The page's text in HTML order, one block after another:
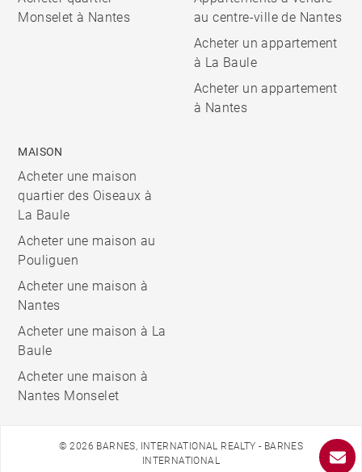
Monselet à Nantes
au centre-ville de Nantes
Acheter un appartement
à La Baule
Acheter un appartement
à Nantes
MAISON
Acheter une maison
quartier des Oiseaux à
La Baule
Acheter une maison au
Pouliguen
Acheter une maison à
Nantes
Acheter une maison à La
Baule
Acheter une maison à
Nantes Monselet
© 2026 BARNES, INTERNATIONAL REALTY - BARNES
INTERNATIONAL